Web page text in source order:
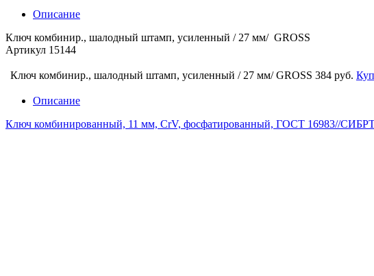
Описание
Ключ комбинир., шалодный штамп, усиленный / 27 мм/ GROSS
Артикул 15144
Ключ комбинир., шалодный штамп, усиленный / 27 мм/ GROSS 384 руб.
Описание
Ключ комбинированный, 11 мм, CrV, фосфатированный, ГОСТ 16983//